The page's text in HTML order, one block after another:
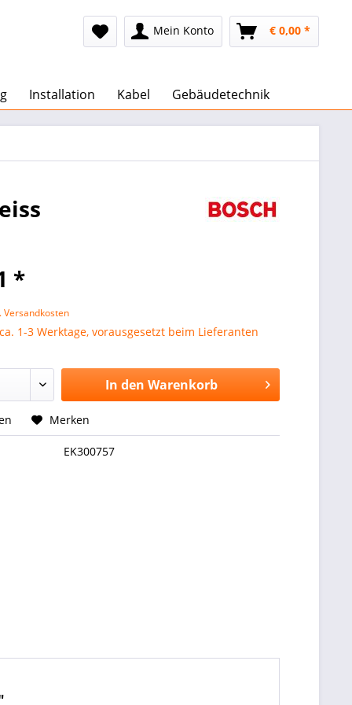
Mein Konto € 0,00 *
Installation Kabel Gebäudetechnik
*
Versandkosten
1-3 Werktage, vorausgesetzt beim Lieferanten
In den Warenkorb
Merken
EK300757